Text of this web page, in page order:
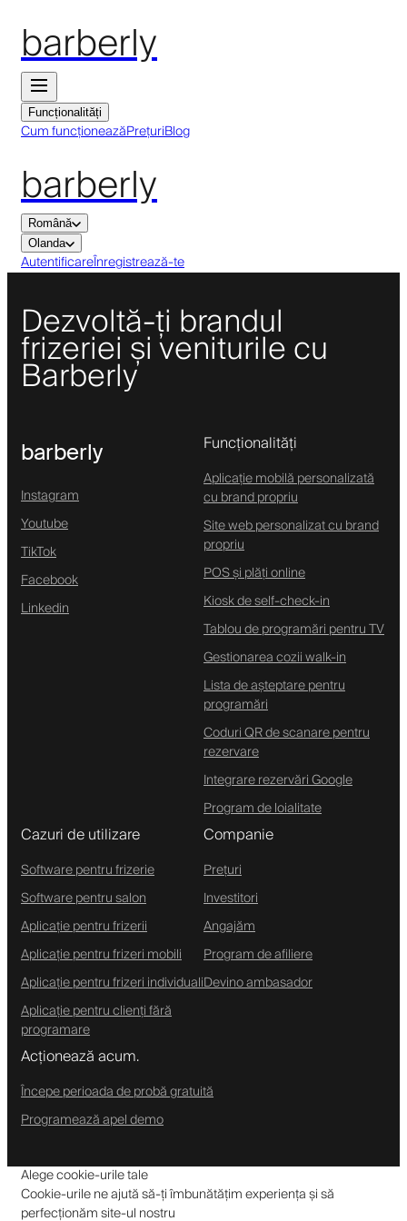
barberly
Funcționalități
Cum funcționeazăPrețuriBlog
barberly
Română
Olanda
AutentificareÎnregistrează-te
Dezvoltă-ți brandul
frizeriei și veniturile cu
Barberly
barberly
Instagram
Youtube
TikTok
Facebook
Linkedin
Funcționalități
Aplicație mobilă personalizată
cu brand propriu
Site web personalizat cu brand
propriu
POS și plăți online
Kiosk de self-check-in
Tablou de programări pentru TV
Gestionarea cozii walk-in
Lista de așteptare pentru
programări
Coduri QR de scanare pentru
rezervare
Integrare rezervări Google
Program de loialitate
Cazuri de utilizare
Software pentru frizerie
Software pentru salon
Aplicație pentru frizerii
Aplicație pentru frizeri mobili
Aplicație pentru frizeri individuali
Aplicație pentru clienți fără
programare
Companie
Prețuri
Investitori
Angajăm
Program de afiliere
Devino ambasador
Acționează acum.
Începe perioada de probă gratuită
Programează apel demo
Alege cookie-urile tale
Cookie-urile ne ajută să-ți îmbunătățim experiența și să
perfecționăm site-ul nostru